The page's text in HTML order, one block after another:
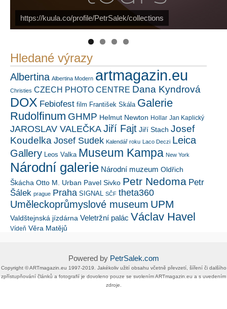
https://kuula.co/profile/PetrSalek/collections
PetrSalek.com
Hledané výrazy
Albertina Albertina Modern artmagazin.eu
Christies CZECH PHOTO CENTRE Dana Kyndrová
DOX Febiofest film František Skála Galerie
Rudolfinum GHMP Helmut Newton Hollar Jan Kaplický
JAROSLAV VALEČKA Jiří Fajt Jiří Stach Josef
Koudelka Josef Sudek Kalendář roku Laco Deczi Leica
Gallery Leos Valka Museum Kampa New York
Národní galerie Národní muzeum Oldřich
Škácha Otto M. Urban Pavel Sivko Petr Nedoma Petr
Šálek prague Praha SIGNAL SČF theta360
Uměleckoprůmyslové museum UPM
Valdštejnská jízdárna Veletržní palác Václav Havel
Vídeň Věra Matějů
Powered by PetrSalek.com
Copyright ©​ ​​ARTmagazin.eu ​1997-2019​.​ Jakékoliv užití obsahu včetně převzetí, šíření či dalšího
zpřístupňování článků a fotografií je dovoleno pouze se svolením ​ARTmagazin.eu​ ​a s uvedením
zdroje.